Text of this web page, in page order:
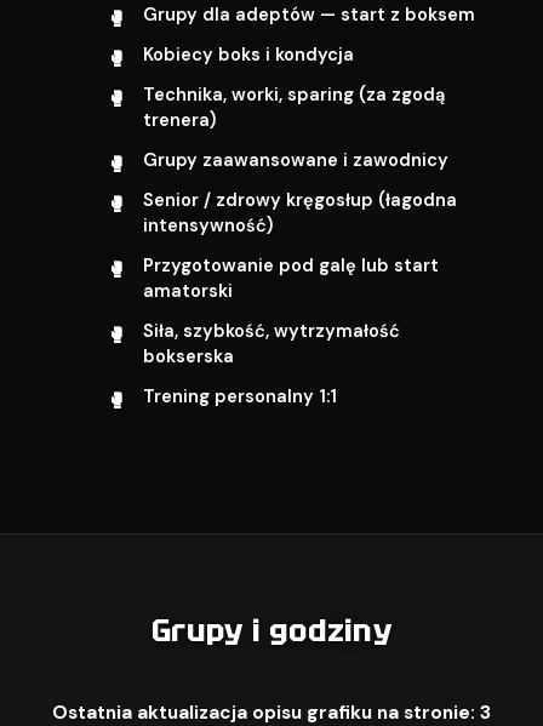
Grupy dla adeptów — start z boksem
Kobiecy boks i kondycja
Technika, worki, sparing (za zgodą
trenera)
Grupy zaawansowane i zawodnicy
Senior / zdrowy kręgosłup (łagodna
intensywność)
Przygotowanie pod galę lub start
amatorski
Siła, szybkość, wytrzymałość
bokserska
Trening personalny 1:1
Grupy i godziny
Ostatnia aktualizacja opisu grafiku na stronie: 3